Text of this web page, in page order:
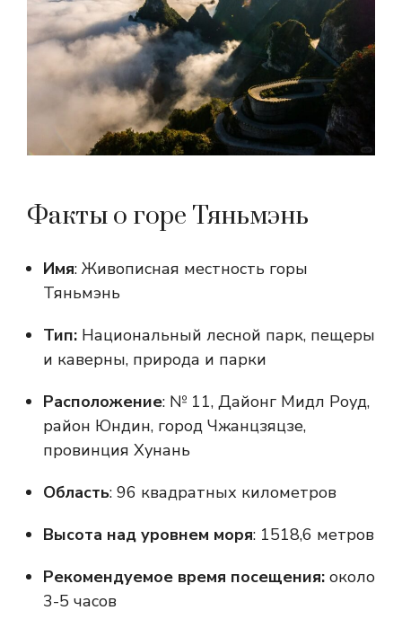
Факты о горе Тяньмэнь
Имя: Живописная местность горы
Тяньмэнь
Тип: Национальный лесной парк, пещеры
и каверны, природа и парки
Расположение: № 11, Дайонг Мидл Роуд,
район Юндин, город Чжанцзяцзе,
провинция Хунань
Область: 96 квадратных километров
Высота над уровнем моря: 1518,6 метров
Рекомендуемое время посещения: около
3-5 часов